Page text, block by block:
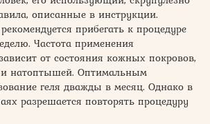
описанные в инструкции.
прибегать к процедуре
Частота применения
от состояния кожных покровов,
натоптышей. Оптимальным
геля дважды в месяц. Однако в
разрешается повторять процедуру